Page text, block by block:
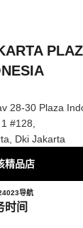
28-30 Plaza
#128,
Dki Jakarta
精品店
话 导航CHANEL
时间